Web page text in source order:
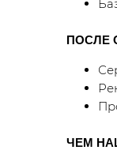
ПОСЛЕ
ЧЕМ